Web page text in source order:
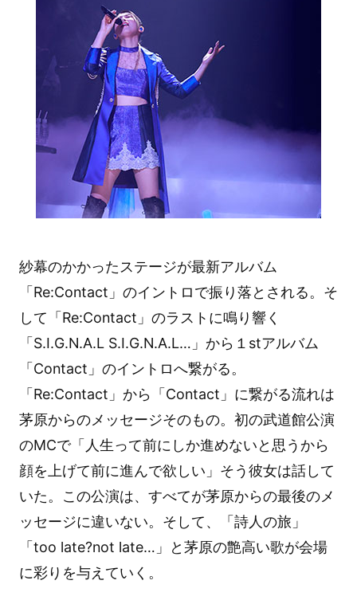
紗幕のかかったステージが最新アルバム
「Re:Contact」のイントロで振り落とされる。そ
して「Re:Contact」のラストに鳴り響く
「S.I.G.N.A.L S.I.G.N.A.L…」から１stアルバム
「Contact」のイントロへ繋がる。
「Re:Contact」から「Contact」に繋がる流れは
茅原からのメッセージそのもの。初の武道館公演
のMCで「人生って前にしか進めないと思うから
顔を上げて前に進んで欲しい」そう彼女は話して
いた。この公演は、すべてが茅原からの最後のメ
ッセージに違いない。そして、「詩人の旅」
「too late?not late…」と茅原の艶高い歌が会場
に彩りを与えていく。